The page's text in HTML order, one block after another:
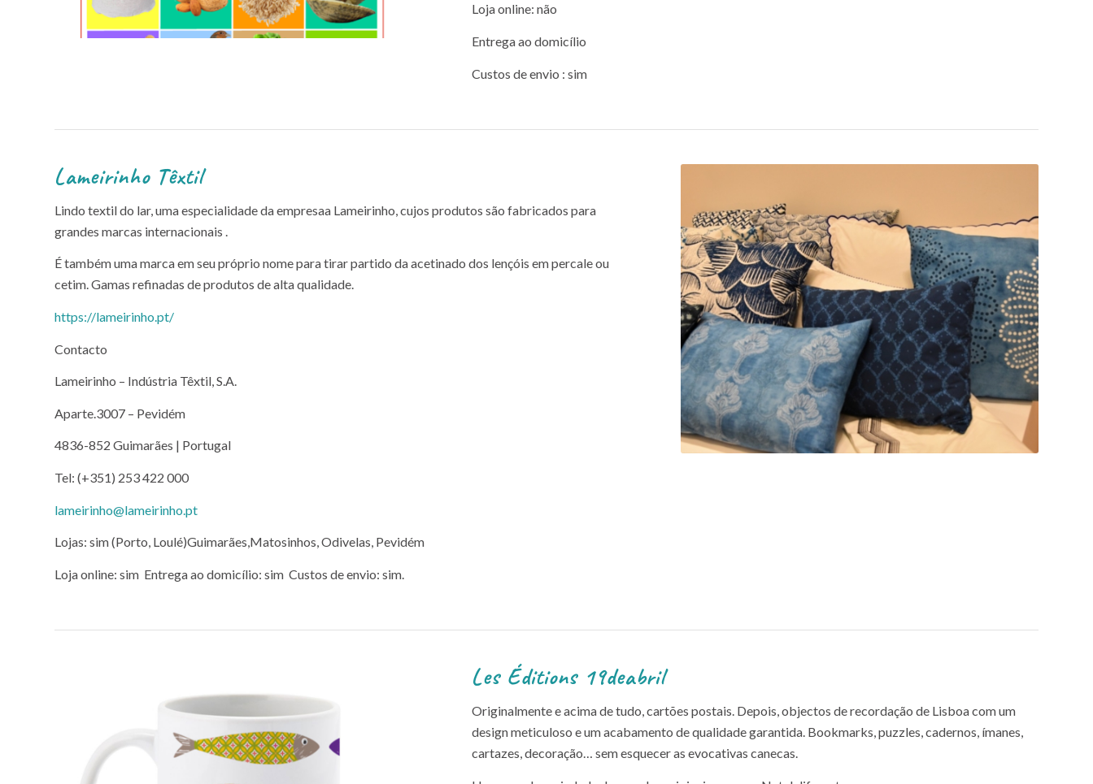
Loja online: não
Entrega ao domicílio
Custos de envio : sim
Lameirinho Têxtil
Lindo textil do lar, uma especialidade da empresaa Lameirinho, cujos produtos são fabricados para
grandes marcas internacionais .
É também uma marca em seu próprio nome para tirar partido da acetinado dos lençóis em percale ou
cetim. Gamas refinadas de produtos de alta qualidade.
https://lameirinho.pt/
Contacto
Lameirinho – Indústria Têxtil, S.A.
Aparte.3007 – Pevidém
4836-852 Guimarães | Portugal
Tel: (+351) 253 422 000
lameirinho@lameirinho.pt
Lojas: sim (Porto, Loulé)Guimarães,Matosinhos, Odivelas, Pevidém
Loja online: sim Entrega ao domicílio: sim Custos de envio: sim.
Les Éditions 19deabril
Originalmente e acima de tudo, cartões postais. Depois, objectos de recordação de Lisboa com um
design meticuloso e um acabamento de qualidade garantida. Bookmarks, puzzles, cadernos, ímanes,
cartazes, decoração… sem esquecer as evocativas canecas.